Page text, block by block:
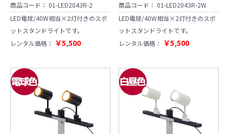
商品コード： 01-LED2043R-2
LED電球/40W相当×2灯付きのスポ
ットスタンドライトです。
レンタル価格： ￥5,500
商品コード： 01-LED2043R-2W
LED電球/40W相当×2灯付きのスポ
ットスタンドライトです。
レンタル価格： ￥5,500